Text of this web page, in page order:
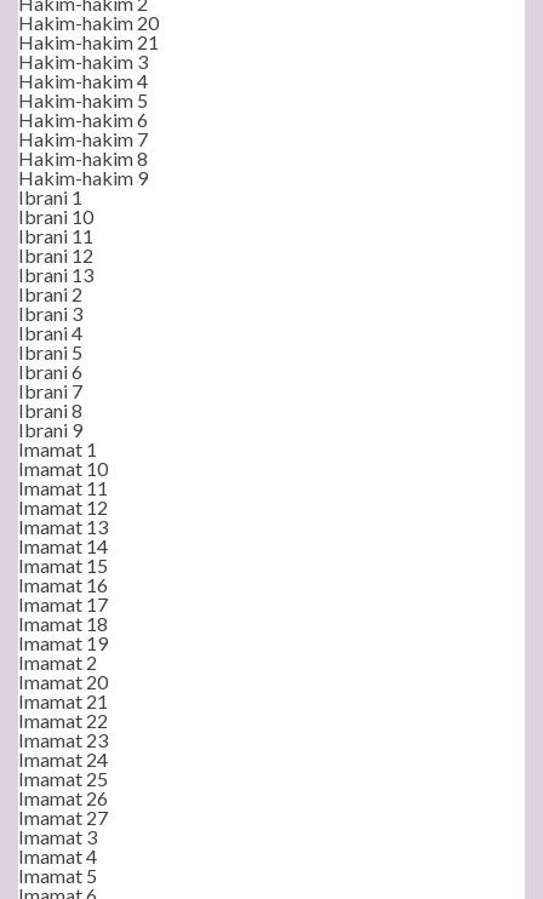
Hakim-hakim 20
Hakim-hakim 21
Hakim-hakim 3
Hakim-hakim 4
Hakim-hakim 5
Hakim-hakim 6
Hakim-hakim 7
Hakim-hakim 8
Hakim-hakim 9
Ibrani 1
Ibrani 10
Ibrani 11
Ibrani 12
Ibrani 13
Ibrani 2
Ibrani 3
Ibrani 4
Ibrani 5
Ibrani 6
Ibrani 7
Ibrani 8
Ibrani 9
Imamat 1
Imamat 10
Imamat 11
Imamat 12
Imamat 13
Imamat 14
Imamat 15
Imamat 16
Imamat 17
Imamat 18
Imamat 19
Imamat 2
Imamat 20
Imamat 21
Imamat 22
Imamat 23
Imamat 24
Imamat 25
Imamat 26
Imamat 27
Imamat 3
Imamat 4
Imamat 5
Imamat 6